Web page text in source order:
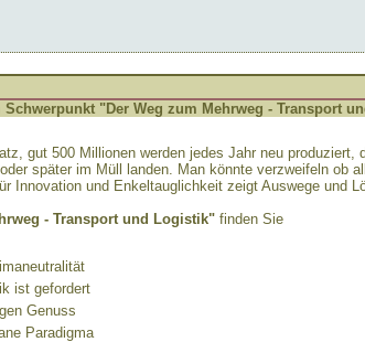
"Der Weg zum Mehrweg - Transport
gut 500 Millionen werden jedes Jahr neu produziert,
später im Müll landen. Man könnte verzweifeln ob
Innovation und Enkeltauglichkeit zeigt Auswege und
- Transport und Logistik" finden Sie
ist gefordert
Genuss
Paradigma